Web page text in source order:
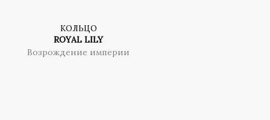
КОЛЬЦО
ROYAL LILY
Возрождение империи